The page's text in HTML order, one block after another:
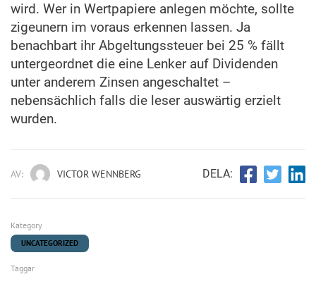
wird. Wer in Wertpapiere anlegen möchte, sollte
zigeunern im voraus erkennen lassen. Ja
benachbart ihr Abgeltungssteuer bei 25 % fällt
untergeordnet die eine Lenker auf Dividenden
unter anderem Zinsen angeschaltet –
nebensächlich falls die leser auswärtig erzielt
wurden.
AV: VICTOR WENNBERG DELA:
Kategory
UNCATEGORIZED
Taggar